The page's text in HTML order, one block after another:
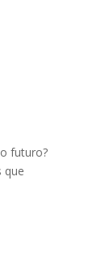
futuro?
que